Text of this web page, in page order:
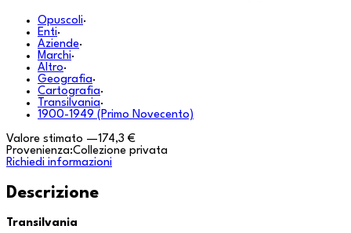
Opuscoli·
Enti·
Aziende·
Marchi·
Altro·
Geografia·
Cartografia·
Transilvania·
1900-1949 (Primo Novecento)
Valore stimato —174,3 €
Provenienza:Collezione privata
Richiedi informazioni
Descrizione
Transilvania